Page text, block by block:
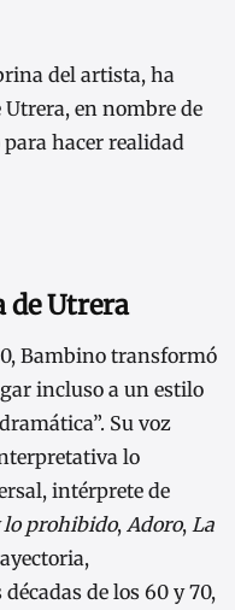
del artista, ha
en nombre de
hacer realidad
Utrera
Bambino transformó
incluso a un estilo
Su voz
lo
intérprete de
lo prohibido, Adoro, La
de los 60 y 70,